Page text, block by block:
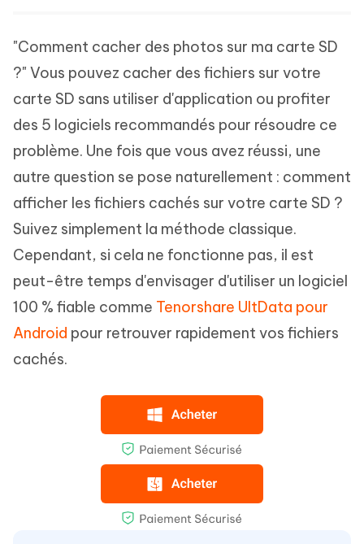
"Comment cacher des photos sur ma carte SD
?" Vous pouvez cacher des fichiers sur votre
carte SD sans utiliser d'application ou profiter
des 5 logiciels recommandés pour résoudre ce
problème. Une fois que vous avez réussi, une
autre question se pose naturellement : comment
afficher les fichiers cachés sur votre carte SD ?
Suivez simplement la méthode classique.
Cependant, si cela ne fonctionne pas, il est
peut-être temps d'envisager d'utiliser un logiciel
100 % fiable comme Tenorshare UltData pour
Android pour retrouver rapidement vos fichiers
cachés.